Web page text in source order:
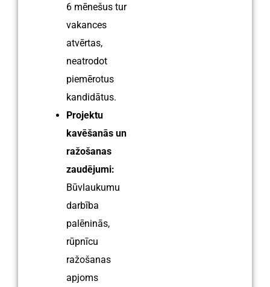
6 mēnešus tur
vakances
atvērtas,
neatrodot
piemērotus
kandidātus.
Projektu
kavēšanās un
ražošanas
zaudējumi:
Būvlaukumu
darbība
palēninās,
rūpnīcu
ražošanas
apjoms